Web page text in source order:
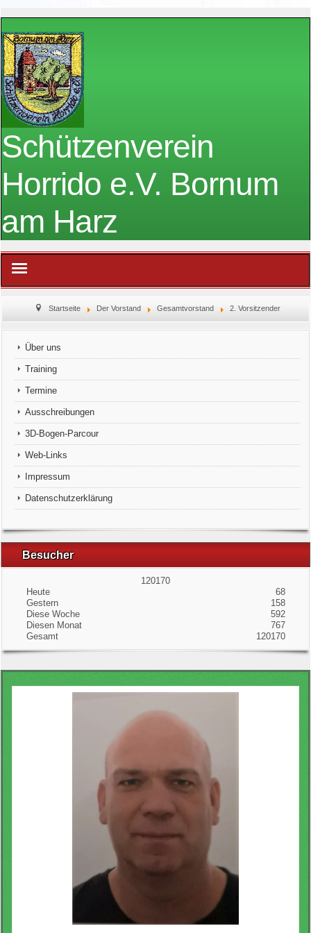
Schützenverein
Horrido e.V. Bornum
am Harz
Home
Vereins-Historie
Schützenhaus
Der Vorstand
Unsere Könige
Mitgliederbereich
Startseite Der Vorstand Gesamtvorstand 2. Vorsitzender
Über uns
Training
Termine
Ausschreibungen
3D-Bogen-Parcour
Web-Links
Impressum
Datenschutzerklärung
Besucher
120170
Heute
68
Gestern
158
Diese Woche
592
Diesen Monat
767
Gesamt
120170